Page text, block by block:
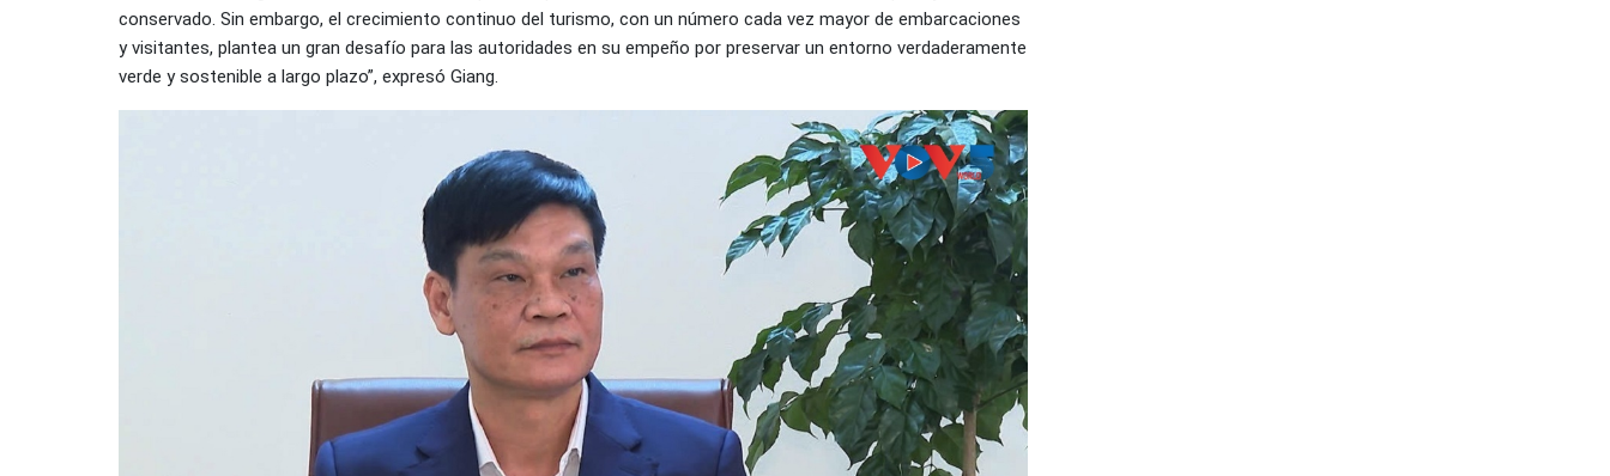
conservado. Sin embargo, el crecimiento continuo del turismo, con un número cada vez mayor de embarcaciones
y visitantes, plantea un gran desafío para las autoridades en su empeño por preservar un entorno verdaderamente
verde y sostenible a largo plazo”, expresó Giang.